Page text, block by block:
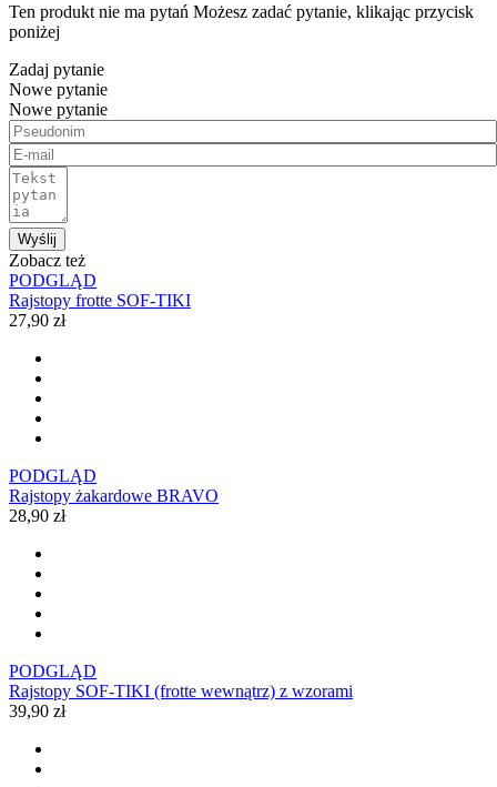
Ten produkt nie ma pytań Możesz zadać pytanie, klikając przycisk
poniżej
Zadaj pytanie
Nowe pytanie
Nowe pytanie
Wyślij
Zobacz też
PODGLĄD
Rajstopy frotte SOF-TIKI
27,90 zł
PODGLĄD
Rajstopy żakardowe BRAVO
28,90 zł
PODGLĄD
Rajstopy SOF-TIKI (frotte wewnątrz) z wzorami
39,90 zł